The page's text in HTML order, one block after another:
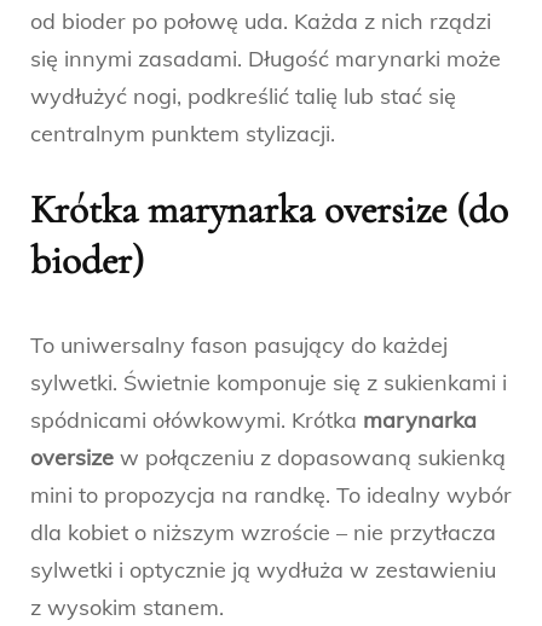
od bioder po połowę uda. Każda z nich rządzi
się innymi zasadami. Długość marynarki może
wydłużyć nogi, podkreślić talię lub stać się
centralnym punktem stylizacji.
Krótka marynarka oversize (do
bioder)
To uniwersalny fason pasujący do każdej
sylwetki. Świetnie komponuje się z sukienkami i
spódnicami ołówkowymi. Krótka marynarka
oversize w połączeniu z dopasowaną sukienką
mini to propozycja na randkę. To idealny wybór
dla kobiet o niższym wzroście – nie przytłacza
sylwetki i optycznie ją wydłuża w zestawieniu
z wysokim stanem.